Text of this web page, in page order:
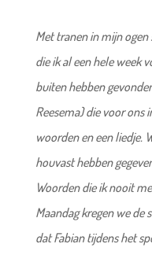
Met tranen in mijn ogen
die ik al een hele week
buiten hebben
Reesema) die voor ons
woorden en een liedje.
houvast hebben
Woorden die ik nooit
Maandag kregen we de
dat Fabian tijdens het